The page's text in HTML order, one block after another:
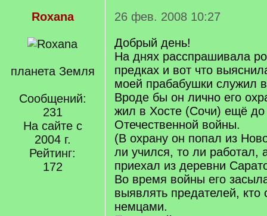
Roxana
планета Земля
Сообщений:
231
На сайте с
2004 г.
Рейтинг:
172
26 фев. 2008 10:27
Добрый день!
На днях расспрашивала
предках и вот что
моей прабабушки служил
Вроде бы он лично его
жил в Хосте (Сочи) ещё до
Отечественной войны.
(В охрану он попал из
ли учился, то ли работал,
приехал из деревни
Во время войны его
выявлять предателей, кто
немцами.